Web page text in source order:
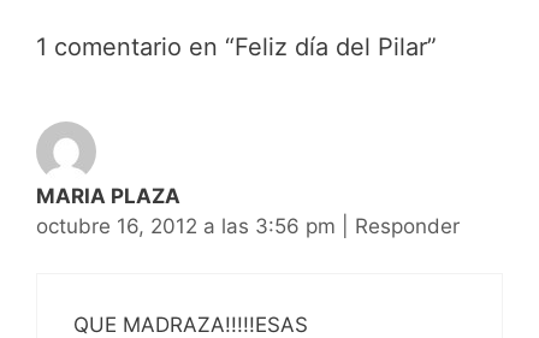
1 comentario en “Feliz día del Pilar”
MARIA PLAZA
octubre 16, 2012 a las 3:56 pm
Responder
QUE MADRAZA!!!!!ESAS